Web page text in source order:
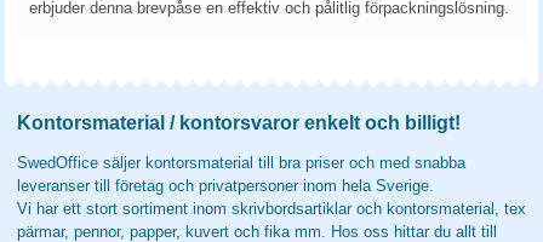
erbjuder denna brevpåse en effektiv och pålitlig förpackningslösning.
Kontorsmaterial / kontorsvaror enkelt och billigt!
SwedOffice säljer kontorsmaterial till bra priser och med snabba
leveranser till företag och privatpersoner inom hela Sverige.
Vi har ett stort sortiment inom skrivbordsartiklar och kontorsmaterial, tex
pärmar, pennor, papper, kuvert och fika mm. Hos oss hittar du allt till